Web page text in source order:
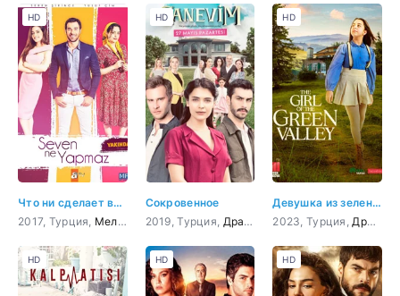
Что ни сделает влюбленный
2017, Турция, Мелодрама ,Комедия
HD
Сокровенное
2019, Турция, Драма
HD
Девушка из зеленой долины 12 серия
2023, Турция, Драма
HD
HD HD HD